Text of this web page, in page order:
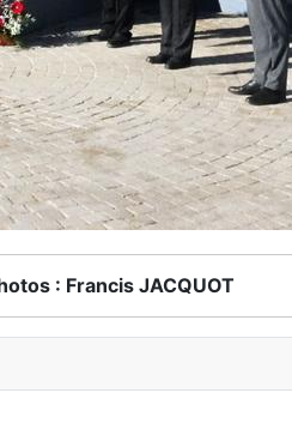
: Francis JACQUOT